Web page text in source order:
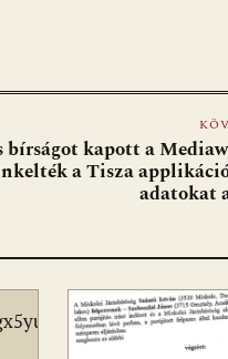
kapott a
a Tisza
adatokat